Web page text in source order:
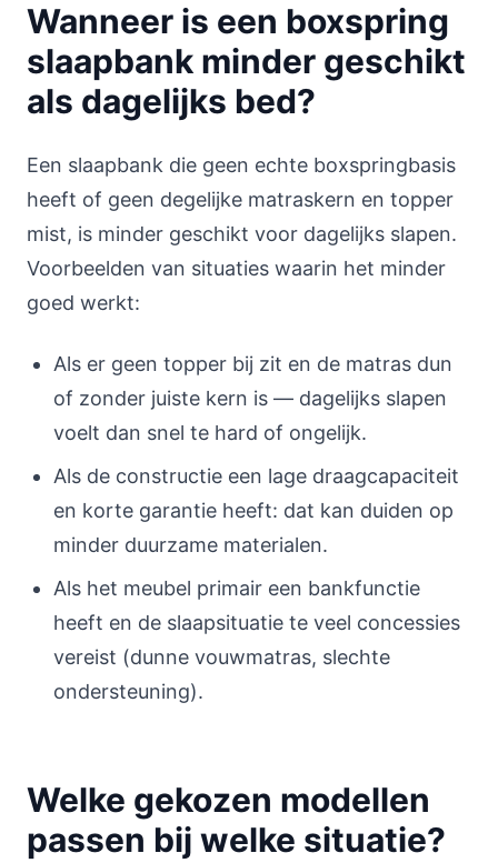
Wanneer is een boxspring
slaapbank minder geschikt
als dagelijks bed?
Een slaapbank die geen echte boxspringbasis
heeft of geen degelijke matraskern en topper
mist, is minder geschikt voor dagelijks slapen.
Voorbeelden van situaties waarin het minder
goed werkt:
Als er geen topper bij zit en de matras dun
of zonder juiste kern is — dagelijks slapen
voelt dan snel te hard of ongelijk.
Als de constructie een lage draagcapaciteit
en korte garantie heeft: dat kan duiden op
minder duurzame materialen.
Als het meubel primair een bankfunctie
heeft en de slaapsituatie te veel concessies
vereist (dunne vouwmatras, slechte
ondersteuning).
Welke gekozen modellen
passen bij welke situatie?